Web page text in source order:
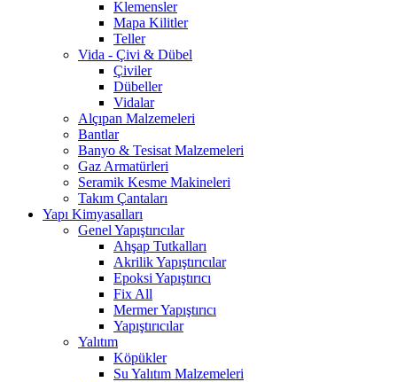
Klemensler
Mapa Kilitler
Teller
Vida - Çivi & Dübel
Çiviler
Dübeller
Vidalar
Alçıpan Malzemeleri
Bantlar
Banyo & Tesisat Malzemeleri
Gaz Armatürleri
Seramik Kesme Makineleri
Takım Çantaları
Yapı Kimyasalları
Genel Yapıştırıcılar
Ahşap Tutkalları
Akrilik Yapıştırıcılar
Epoksi Yapıştırıcı
Fix All
Mermer Yapıştırıcı
Yapıştırıcılar
Yalıtım
Köpükler
Su Yalıtım Malzemeleri